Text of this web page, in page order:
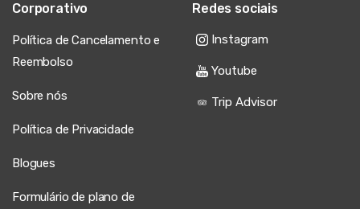
Corporativo
Política de Cancelamento e
Reembolso
Sobre nós
Política de Privacidade
Blogues
Formulário de plano de
Redes sociais
Instagram
Youtube
Trip Advisor